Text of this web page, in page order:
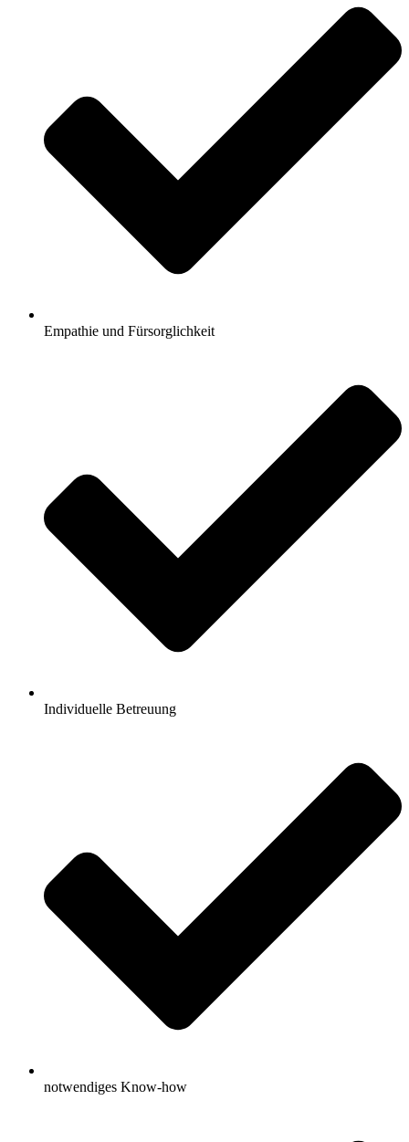
Empathie und Fürsorglichkeit
Individuelle Betreuung
notwendiges Know-how